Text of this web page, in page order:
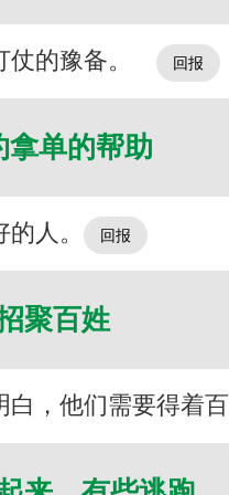
仗的豫备。
单的帮助
的人。
聚百姓
白，他们需要得